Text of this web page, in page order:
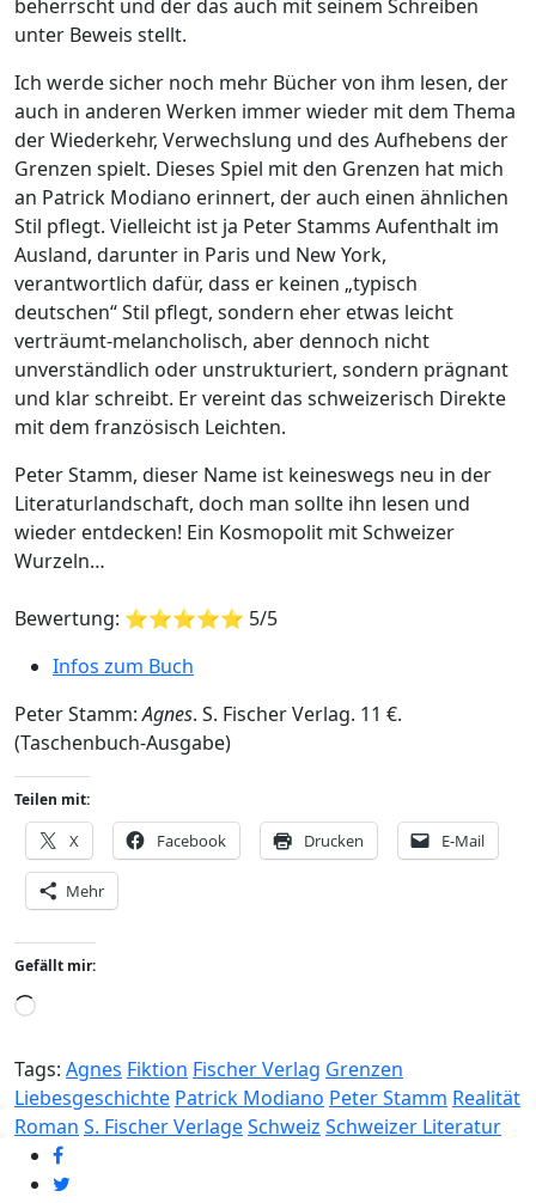
beherrscht und der das auch mit seinem Schreiben
unter Beweis stellt.
Ich werde sicher noch mehr Bücher von ihm lesen, der
auch in anderen Werken immer wieder mit dem Thema
der Wiederkehr, Verwechslung und des Aufhebens der
Grenzen spielt. Dieses Spiel mit den Grenzen hat mich
an Patrick Modiano erinnert, der auch einen ähnlichen
Stil pflegt. Vielleicht ist ja Peter Stamms Aufenthalt im
Ausland, darunter in Paris und New York,
verantwortlich dafür, dass er keinen „typisch
deutschen“ Stil pflegt, sondern eher etwas leicht
verträumt-melancholisch, aber dennoch nicht
unverständlich oder unstrukturiert, sondern prägnant
und klar schreibt. Er vereint das schweizerisch Direkte
mit dem französisch Leichten.
Peter Stamm, dieser Name ist keineswegs neu in der
Literaturlandschaft, doch man sollte ihn lesen und
wieder entdecken! Ein Kosmopolit mit Schweizer
Wurzeln…
Bewertung: ⭐⭐⭐⭐⭐ 5/5
Infos zum Buch
Peter Stamm:Agnes. S. Fischer Verlag. 11 €.
(Taschenbuch-Ausgabe)
Teilen mit:
X Facebook Drucken E-Mail
Mehr
Gefällt mir:
Wird
Tags: Agnes Fiktion Fischer Verlag Grenzen
Liebesgeschichte Patrick Modiano Peter Stamm Realität
Roman S. Fischer VerlageSchweiz Schweizer Literatur